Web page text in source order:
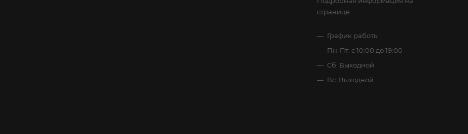
странице
График работы
Пн-Пт: с 10:00 до 19:00
Сб: Выходной
Вс: Выходной